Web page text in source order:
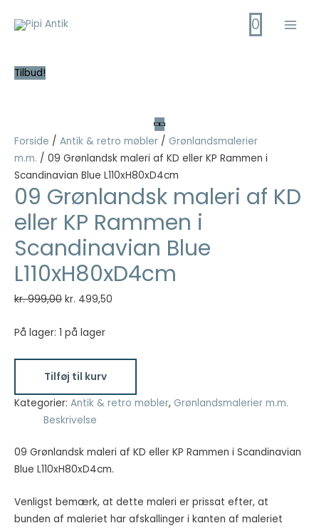
0
Tilbud!
Forside / Antik & retro møbler / Grønlandsmalerier
m.m. / 09 Grønlandsk maleri af KD eller KP Rammen i
Scandinavian Blue L110xH80xD4cm
09 Grønlandsk maleri af KD
eller KP Rammen i
Scandinavian Blue
L110xH80xD4cm
kr.999,00 Den
pris
kr. 499,50
På lager: 1 på lager
Grønlandsk
maleri
eller
KP
i
Scandinavian
Tilføj til kurv
Kategorier: Antik & retro møbler, Grønlandsmalerier m.m.
Beskrivelse
09 Grønlandsk maleri af KD eller KP Rammen i Scandinavian
Blue L110xH80xD4cm.
Venligst bemærk, at dette maleri er prissat efter, at
bunden af maleriet har afskallinger i kanten af maleriet